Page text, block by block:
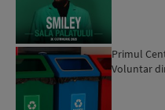
Primul
Voluntar